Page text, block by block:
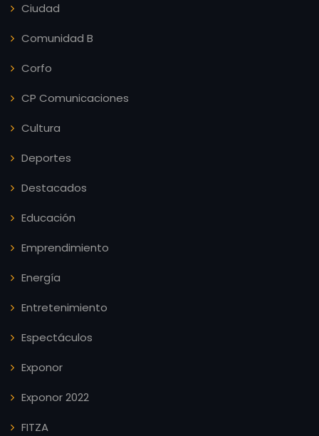
Ciudad
Comunidad B
Corfo
CP Comunicaciones
Cultura
Deportes
Destacados
Educación
Emprendimiento
Energía
Entretenimiento
Espectáculos
Exponor
Exponor 2022
FITZA